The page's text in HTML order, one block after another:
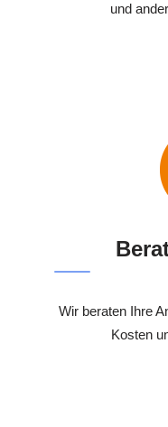
und
Wir beraten Ihre
Kosten